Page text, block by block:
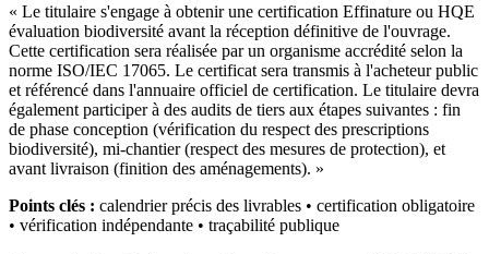
« Le titulaire s'engage à obtenir une certification Effinature ou HQE
évaluation biodiversité avant la réception définitive de l'ouvrage.
Cette certification sera réalisée par un organisme accrédité selon la
norme ISO/IEC 17065. Le certificat sera transmis à l'acheteur public
et référencé dans l'annuaire officiel de certification. Le titulaire devra
également participer à des audits de tiers aux étapes suivantes : fin
de phase conception (vérification du respect des prescriptions
biodiversité), mi-chantier (respect des mesures de protection), et
avant livraison (finition des aménagements). »
Points clés : calendrier précis des livrables • certification obligatoire
• vérification indépendante • traçabilité publique